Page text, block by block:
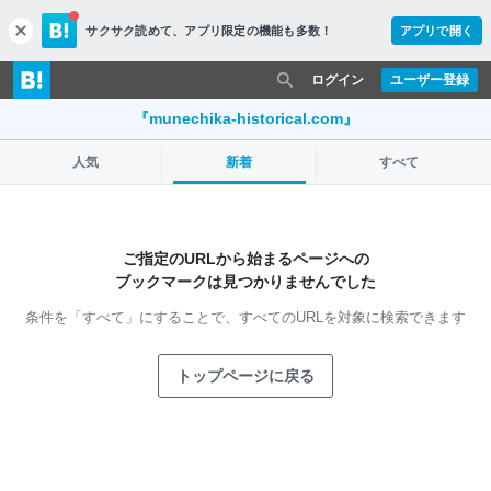
c
l
o
s
サクサク読めて、 アプリ限定の機能も多数！ アプリで開く
ユーザー登録
ログイン
『munechika-historical.com』
人気 新着 すべて
ご指定のURLから始まるページへの
ブックマークは見つかりませんでした
条件を「すべて」にすることで、 すべてのURLを対象に検索できます
トップページに戻る